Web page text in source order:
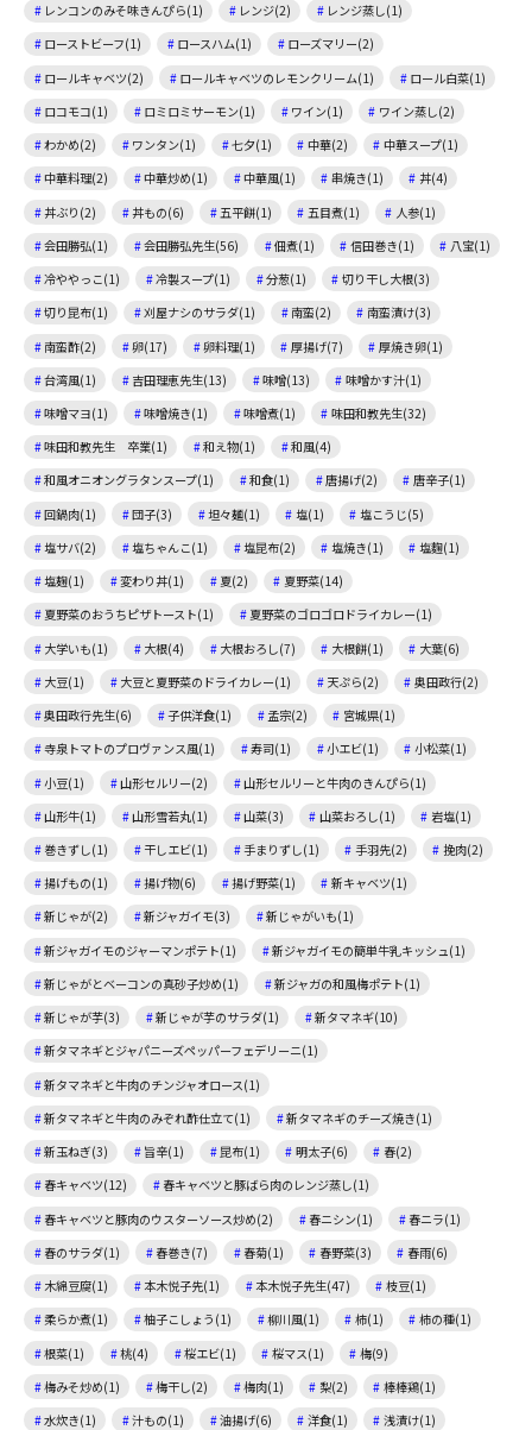
レンコンのみそ味きんぴら(1)
レンジ(2)
レンジ蒸し(1)
ローストビーフ(1)
ロースハム(1)
ローズマリー(2)
ロールキャベツ(2)
ロールキャベツのレモンクリーム(1)
ロール白菜(1)
ロコモコ(1)
ロミロミサーモン(1) ワイン(1)
ワイン蒸し(2)
わかめ(2)
ワンタン(1) 七夕(1) 中華(2)
中華スープ(1)
中華料理(2)
中華炒め(1) 中華風(1) 串焼き(1)
丼(4)
丼ぶり(2)
丼もの(6) 五平餅(1) 五目煮(1)
人参(1)
会田勝弘(1)
会田勝弘先生(56) 佃煮(1) 信田巻き(1)
八宝(1)
冷ややっこ(1)
冷製スープ(1) 分葱(1)
切り干し大根(3)
切り昆布(1)
刈屋ナシのサラダ(1) 南蛮(2)
南蛮漬け(3)
南蛮酢(2)
卵(17) 卵料理(1) 厚揚げ(7)
厚焼き卵(1)
台湾風(1)
吉田理恵先生(13) 味噌(13)
味噌かす汁(1)
味噌マヨ(1)
味噌焼き(1) 味噌煮(1)
味田和教先生(32)
味田和教先生 卒業(1)
和え物(1)
和風(4)
和風オニオングラタンスープ(1)
和食(1) 唐揚げ(2)
唐辛子(1)
回鍋肉(1)
団子(3) 坦々麺(1) 塩(1)
塩こうじ(5)
塩サバ(2)
塩ちゃんこ(1) 塩昆布(2) 塩焼き(1)
塩麴(1)
塩麹(1)
変わり丼(1) 夏(2)
夏野菜(14)
夏野菜のおうちピザトースト(1)
夏野菜のゴロゴロドライカレー(1)
大学いも(1)
大根(4) 大根おろし(7) 大根餅(1)
大葉(6)
大豆(1)
大豆と夏野菜のドライカレー(1) 天ぷら(2)
奥田政行(2)
奥田政行先生(6)
子供洋食(1) 孟宗(2)
宮城県(1)
寺泉トマトのプロヴァンス風(1)
寿司(1) 小エビ(1)
小松菜(1)
小豆(1)
山形セルリー(2)
山形セルリーと牛肉のきんぴら(1)
山形牛(1)
山形雪若丸(1) 山菜(3) 山菜おろし(1)
岩塩(1)
巻きずし(1)
干しエビ(1) 手まりずし(1) 手羽先(2)
挽肉(2)
揚げもの(1)
揚げ物(6) 揚げ野菜(1)
新キャベツ(1)
新じゃが(2)
新ジャガイモ(3)
新じゃがいも(1)
新ジャガイモのジャーマンポテト(1)
新ジャガイモの簡単牛乳キッシュ(1)
新じゃがとベーコンの真砂子炒め(1)
新ジャガの和風梅ポテト(1)
新じゃが芋(3)
新じゃが芋のサラダ(1)
新タマネギ(10)
新タマネギとジャパニーズペッパーフェデリーニ(1)
新タマネギと牛肉のチンジャオロース(1)
新タマネギと牛肉のみぞれ酢仕立て(1)
新タマネギのチーズ焼き(1)
新玉ねぎ(3)
旨辛(1) 昆布(1) 明太子(6)
春(2)
春キャベツ(12)
春キャベツと豚ばら肉のレンジ蒸し(1)
春キャベツと豚肉のウスターソース炒め(2)
春ニシン(1)
春ニラ(1)
春のサラダ(1)
春巻き(7) 春菊(1) 春野菜(3)
春雨(6)
木綿豆腐(1)
本木悦子先(1) 本木悦子先生(47)
枝豆(1)
柔らか煮(1)
柚子こしょう(1) 柳川風(1) 柿(1)
柿の種(1)
根菜(1)
桃(4) 桜エビ(1) 桜マス(1)
梅(9)
梅みそ炒め(1)
梅干し(2) 梅肉(1) 梨(2)
棒棒鶏(1)
水炊き(1)
汁もの(1) 油揚げ(6) 洋食(1) 浅漬け(1)